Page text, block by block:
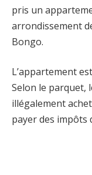
pris un
arrondissement
Bongo.
L’appartement
Selon le parquet,
illégalement
payer des impôts